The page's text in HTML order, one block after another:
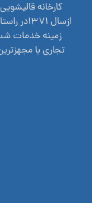
کارخانه
ازسال
زمینه خدمات
تجاری با